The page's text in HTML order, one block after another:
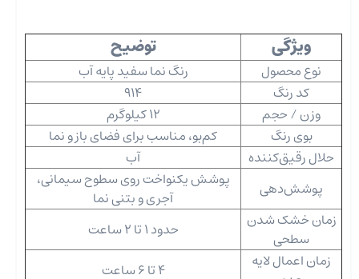
ویژگی توضیح
نوع محصول
رنگ نما سفید پایه آب
کد رنگ
914
وزن / حجم
12 کیلوگرم
بوی رنگ
کم‌بو، مناسب برای فضای باز و نما
حلال رقیق‌کننده
آب
پوشش‌دهی
پوشش یکنواخت روی سطوح سیمانی،
آجری و بتنی نما
زمان خشک شدن
سطحی
حدود 1 تا 2 ساعت
زمان اعمال لایه
4 تا 6 ساعت